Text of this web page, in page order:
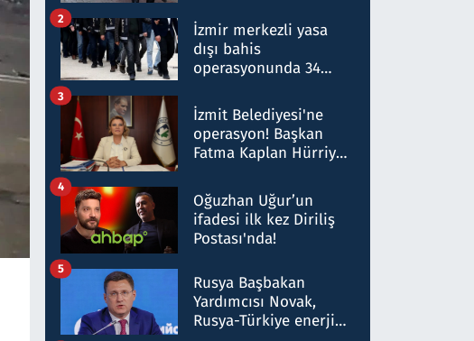
hakkında gözaltı kararı
İzmir merkezli yasa
dışı bahis
operasyonunda 34
Milyar liralık para
trafiği tespit edildi
2
İzmit Belediyesi'ne
operasyon! Başkan
Fatma Kaplan Hürriyet
3
Oğuzhan Uğur’un
ifadesi ilk kez Diriliş
Postası'nda!
4
Rusya Başbakan
Yardımcısı Novak,
Rusya-Türkiye enerji
5